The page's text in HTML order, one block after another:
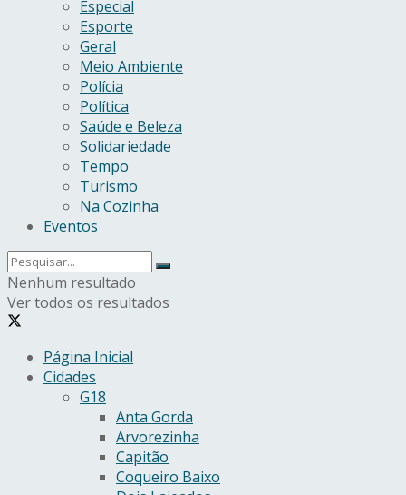
Especial
Esporte
Geral
Meio Ambiente
Polícia
Política
Saúde e Beleza
Solidariedade
Tempo
Turismo
Na Cozinha
Eventos
Nenhum resultado
Ver todos os resultados
Página Inicial
Cidades
G18
Anta Gorda
Arvorezinha
Capitão
Coqueiro Baixo